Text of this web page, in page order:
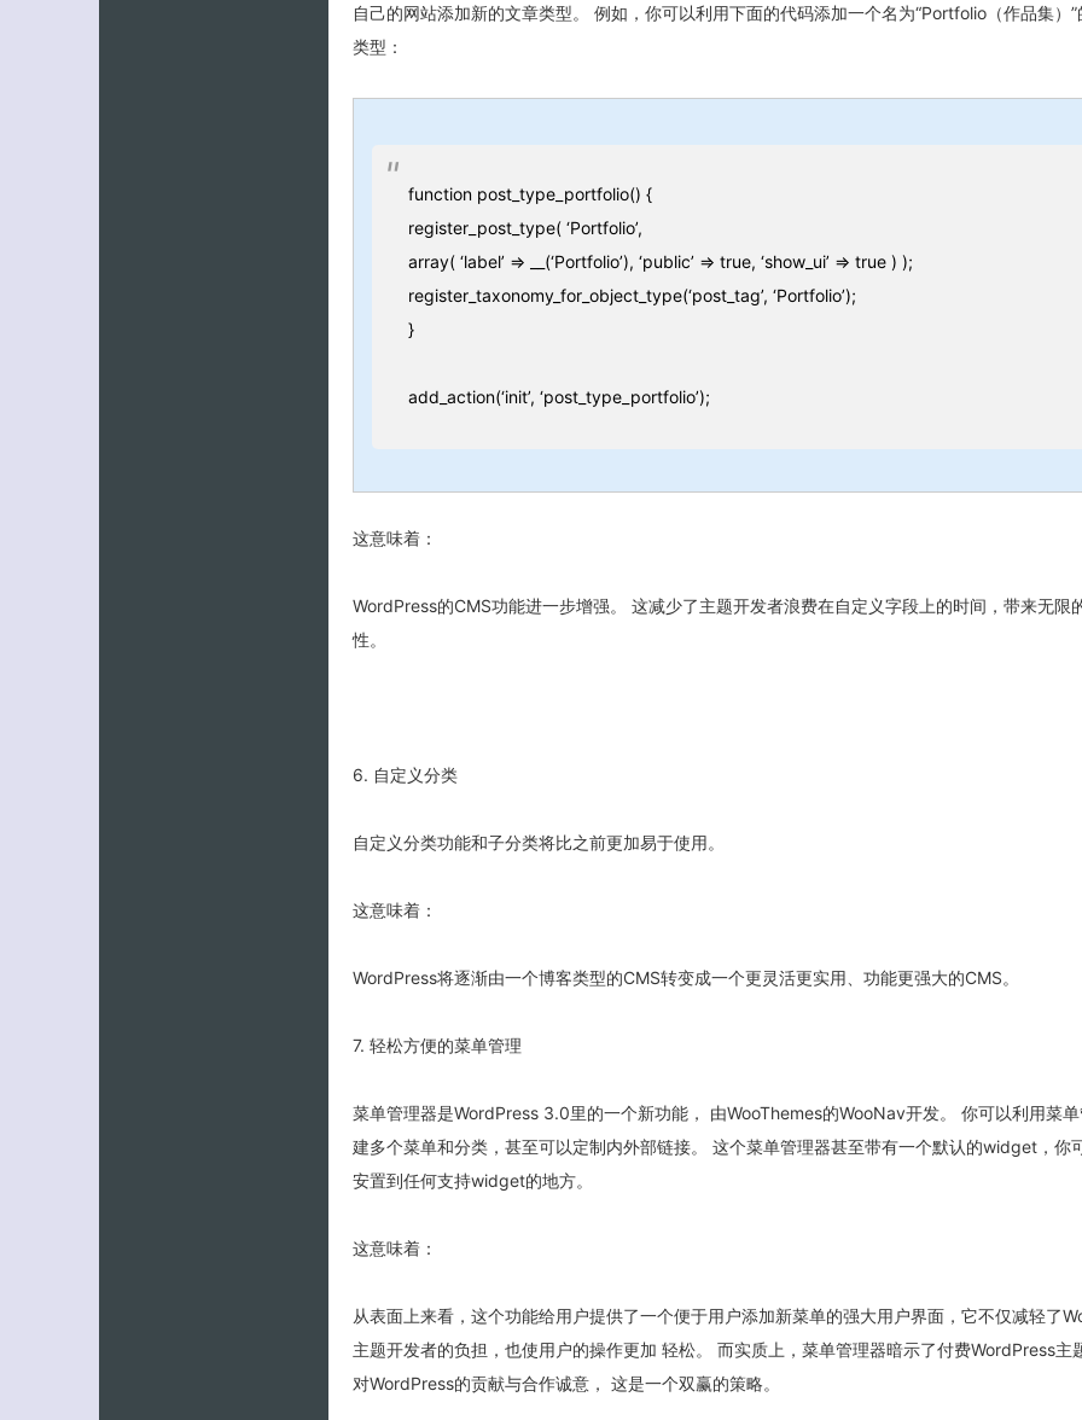
自己的网站添加新的文章类型。 例如，你可以利用下面的代码添加一个名为“Portfolio（作品集）
类型：
function post_type_portfolio() {
register_post_type( ‘Portfolio’,
array( ‘label’ => __(‘Portfolio’), ‘public’ => true, ‘show_ui’ => true ) );
register_taxonomy_for_object_type(‘post_tag’, ‘Portfolio’);
}
add_action(‘init’, ‘post_type_portfolio’);
这意味着：
WordPress的CMS功能进一步增强。 这减少了主题开发者浪费在自定义字段上的时间，带来无限
性。
6. 自定义分类
自定义分类功能和子分类将比之前更加易于使用。
这意味着：
WordPress将逐渐由一个博客类型的CMS转变成一个更灵活更实用、功能更强大的CMS。
7. 轻松方便的菜单管理
菜单管理器是WordPress 3.0里的一个新功能， 由WooThemes的WooNav开发。 你可以利用菜
建多个菜单和分类，甚至可以定制内外部链接。 这个菜单管理器甚至带有一个默认的widget，你
安置到任何支持widget的地方。
这意味着：
从表面上来看，这个功能给用户提供了一个便于用户添加新菜单的强大用户界面，它不仅减轻了
主题开发者的负担，也使用户的操作更加 轻松。 而实质上，菜单管理器暗示了付费WordPress主
对WordPress的贡献与合作诚意， 这是一个双赢的策略。